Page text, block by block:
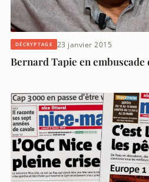
DÉCRYPTAGE 23 janvier 2015
Bernard Tapie en embuscade